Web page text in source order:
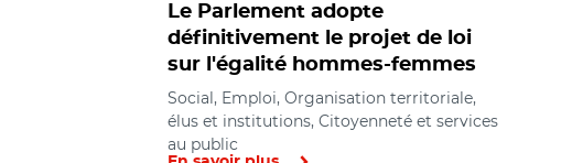
Le Parlement adopte
définitivement le projet de loi
sur l'égalité hommes-femmes
Social, Emploi, Organisation territoriale,
élus et institutions, Citoyenneté et services
au public